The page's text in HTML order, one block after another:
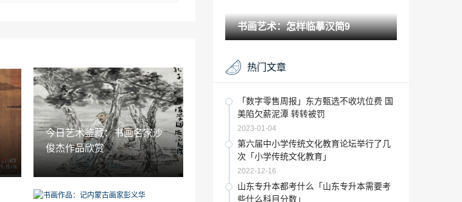
今日艺术鉴藏：书画名家沙
俊杰作品欣赏
2022-12-23
些」
书画艺术：唐、宋、元绘画传统的捍卫者
2021-10-10
原味的朴素生活「朴素的生活」
2023-01-11
忌讳绿色的人「生活要有点绿色的幽默短
句」
书画艺术：怎样临摹汉简9
热门文章
「数字零售周报」东方甄选不收坑位费 国
美陷欠薪泥潭 转转被罚
2023-01-04
第六届中小学传统文化教育论坛举行了几
次「小学传统文化教育」
2022-12-16
山东专升本都考什么「山东专升本需要考
些什么科目分数」